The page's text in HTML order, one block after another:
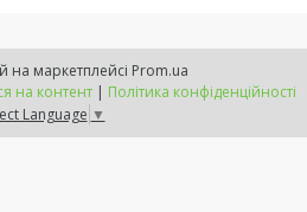
на маркетплейсі Prom.ua
на контент | Політика конфіденційності
Language ▼